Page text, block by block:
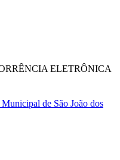
ELETRÔNICA